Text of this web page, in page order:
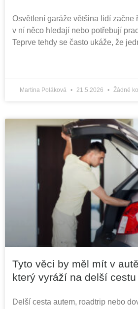
Osvětlení garáže většina lidí začne
v ní něco hledají nebo potřebují
Teprve tehdy se často ukáže, že
Martina Poláková 21.5.2026 Žádné
Tyto věci by měl mít v
který vyráží na delší cestu
Delší cesta autem, roadtrip nebo